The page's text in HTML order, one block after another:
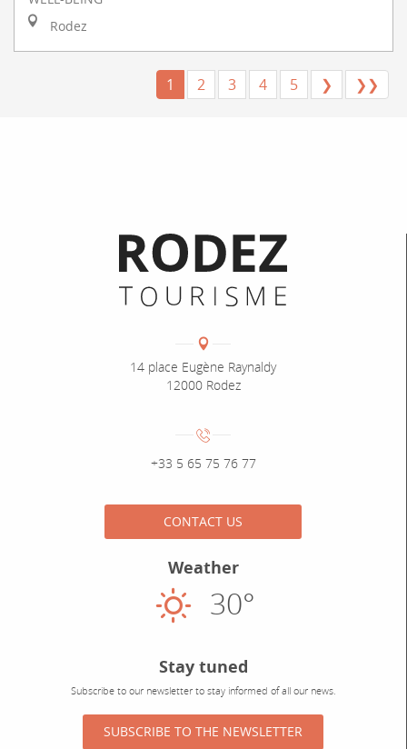
Rodez
1 2 3 4 5 ❯ ❯❯
Informations pratiques
Coordonnées
Adresse :
14 place Eugène Raynaldy
12000 Rodez
Numéro de téléphone :
+33 5 65 75 76 77
CONTACT US
Weather
Sunny
30°
Stay tuned
Subscribe to our newsletter to stay informed of all our news.
SUBSCRIBE TO THE NEWSLETTER